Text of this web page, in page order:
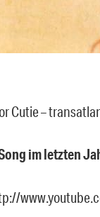
Cutie –
im letzten